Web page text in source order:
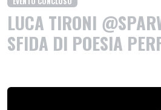
LUCA TIRONI
SFIDA DI POESIA